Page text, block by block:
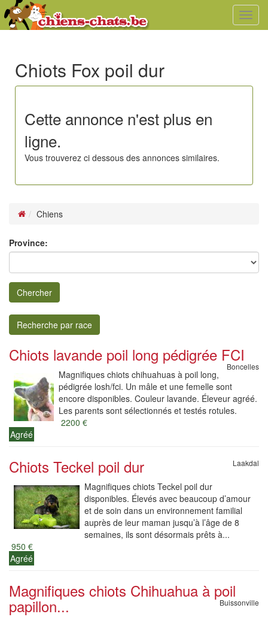
Chiots Fox poil dur
Cette annonce n'est plus en
ligne.
Vous trouverez ci dessous des annonces similaires.
Chiens
Province:
Chercher
Recherche par race
Chiots lavande poil long pédigrée FCI
Boncelles
Magnifiques chiots chihuahuas à poil long,
pédigrée losh/fci. Un mâle et une femelle sont
encore disponibles. Couleur lavande. Éleveur agréé.
Les parents sont sélectionnés et testés rotules.
2200 €
Agréé
Chiots Teckel poil dur Laakdal
Magnifiques chiots Teckel poil dur
disponibles. Élevés avec beaucoup d’amour
et de soin dans un environnement familial
auprès de leur maman jusqu’à l’âge de 8
semaines, ils sont désormais prêts à...
950 €
Agréé
Magnifiques chiots Chihuahua à poil
papillon... Buissonville